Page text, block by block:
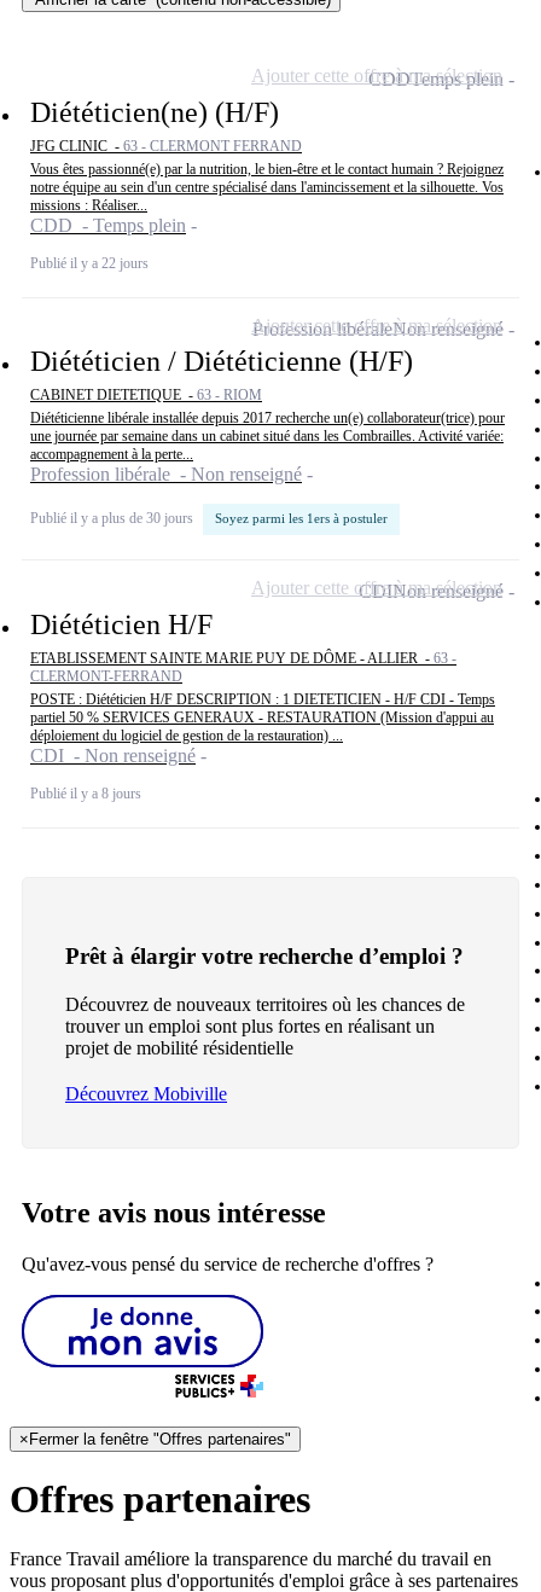
Diététicien(ne) (H/F)
JFG CLINIC - 63 - CLERMONT FERRAND
Vous êtes passionné(e) par la nutrition, le bien-être et le contact humain ? Rejoignez
notre équipe au sein d'un centre spécialisé dans l'amincissement et la silhouette. Vos
missions : Réaliser...
CDD - Temps plein
Publié il y a 22 jours
CDDTemps plein
Ajouter cette offre à ma sélection
Diététicien / Diététicienne (H/F)
CABINET DIETETIQUE - 63 - RIOM
Diététicienne libérale installée depuis 2017 recherche un(e) collaborateur(trice) pour
une journée par semaine dans un cabinet situé dans les Combrailles. Activité variée:
accompagnement à la perte...
Profession libérale - Non renseigné
Publié il y a plus de 30 jours Soyez parmi les 1ers à postuler
Profession libéraleNon renseigné
Ajouter cette offre à ma sélection
Diététicien H/F
ETABLISSEMENT SAINTE MARIE PUY DE DÔME - ALLIER - 63 -
CLERMONT-FERRAND
POSTE : Diététicien H/F DESCRIPTION : 1 DIETETICIEN - H/F CDI - Temps
partiel 50 % SERVICES GENERAUX - RESTAURATION (Mission d'appui au
déploiement du logiciel de gestion de la restauration) ...
CDI - Non renseigné
Publié il y a 8 jours
CDINon renseigné
Ajouter cette offre à ma sélection
Prêt à élargir votre recherche d’emploi ?
Découvrez de nouveaux territoires où les chances de
trouver un emploi sont plus fortes en réalisant un
projet de mobilité résidentielle
Découvrez Mobiville
Votre avis nous intéresse
Qu'avez-vous pensé du service de recherche d'offres ?
× Fermer la fenêtre "Offres partenaires"
Offres partenaires
France Travail améliore la transparence du marché du travail en
vous proposant plus d'opportunités d'emploi grâce à ses partenaires